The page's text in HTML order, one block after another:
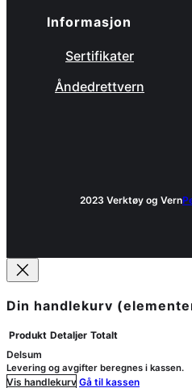
Informasjon
Sertifikater
Åndedrettvern
2023 Verktøy og Vern
Din handlekurv
Produkter
i
Produkt Detaljer Totalt
Delsum
Levering og avgifter beregnes i kassen.
Vis handlekurv Gå til kassen